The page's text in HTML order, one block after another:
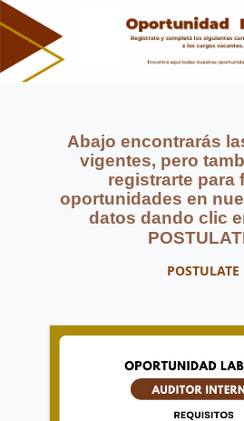
Abajo encontrarás
vigentes, pero
registrarte para
oportunidades en
datos dando clic
POSTULATE